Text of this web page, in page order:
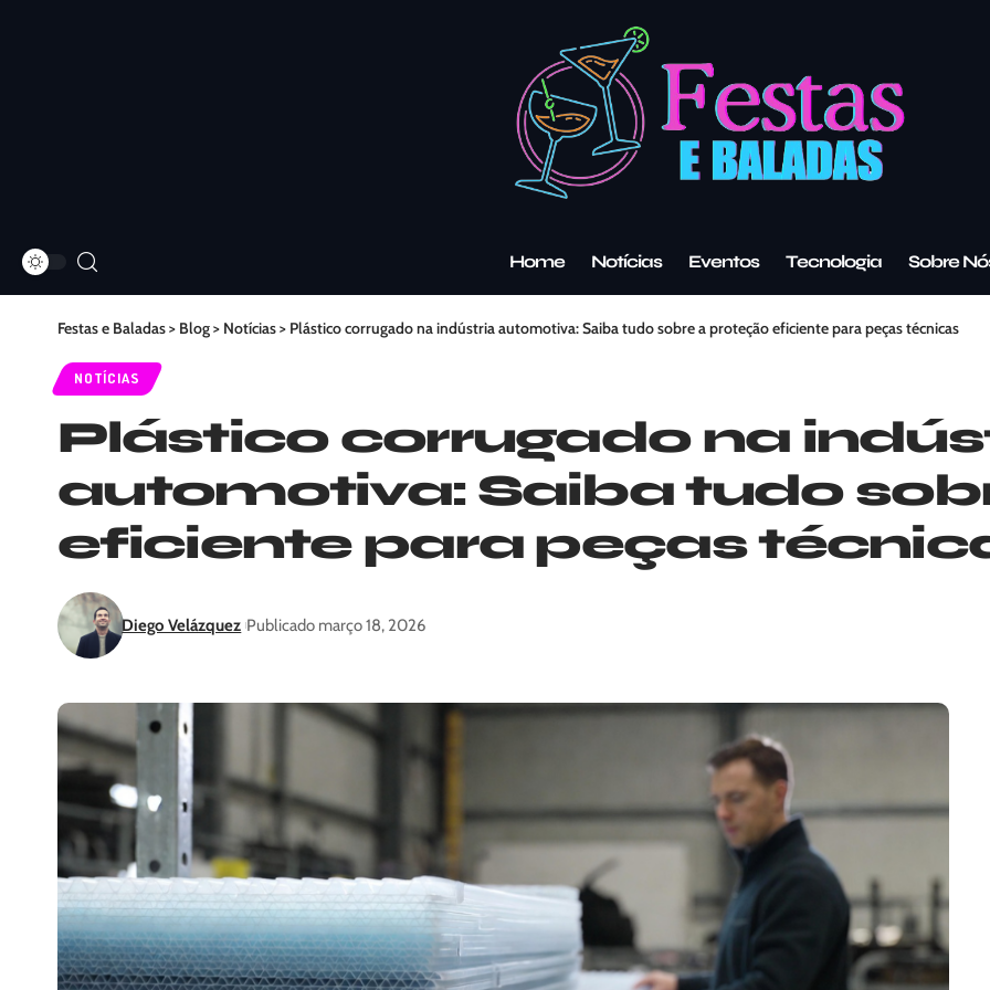
Home Notícias Eventos Tecnologia Sobre
Festas e Baladas> Blog> Notícias> Plástico corrugado na indústria automotiva: Saiba tudo sobre a proteção eficiente para peças técnicas
NOTÍCIAS
Plástico corrugado na
automotiva: Saiba tudo
eficiente para peças
Diego Velázquez Publicado março 18, 2026